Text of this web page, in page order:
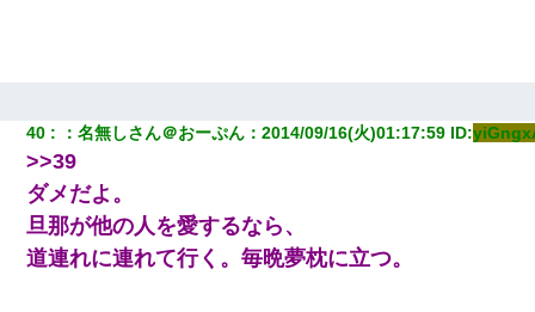
40 ：名無しさん＠おーぷん ：2014/09/16(火)01:17:59 ID:
>>39
ダメだよ。
旦那が他の人を愛するなら、
道連れに連れて行く。毎晩夢枕に立つ。